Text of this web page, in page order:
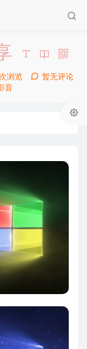
浏览
暂无评论
音